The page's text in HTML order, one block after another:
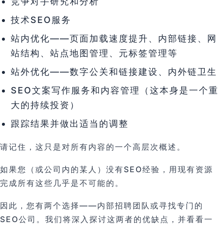
技术SEO服务
站内优化——页面加载速度提升、内部链接、网
站结构、站点地图管理、元标签管理等
站外优化——数字公关和链接建设、内外链卫生
SEO文案写作服务和内容管理（这本身是一个重
大的持续投资）
跟踪结果并做出适当的调整
请记住，这只是对所有内容的一个高层次概述。
如果您（或公司内的某人）没有SEO经验，用现有资源
完成所有这些几乎是不可能的。
因此，您有两个选择——内部招聘团队或寻找专门的
SEO公司。我们将深入探讨这两者的优缺点，并看看一